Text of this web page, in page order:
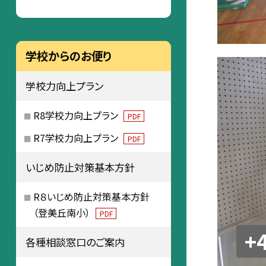
学校からのお便り
学校力向上プラン
R8学校力向上プラン PDF
R7学校力向上プラン PDF
いじめ防止対策基本方針
R８いじめ防止対策基本方針
（登美丘南小）
PDF
各種相談窓口のご案内